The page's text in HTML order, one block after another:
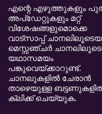
എന്റെ എഴുത്തുകളും
അപ്ഡേറ്റുകളും മറ്റ്
വിശേഷങ്ങളുമൊക്കെ
വാട്സാപ്പ്
മെസ്സഞ്ചർ
യഥാസമയം
പങ്കുവെയ്ക്കാറുണ്ട്.
ചാനലുകളിൽ ചേരാൻ
താഴെയുള്ള
ക്ലിക്ക് ചെയ്യുക.